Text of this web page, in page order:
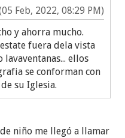
Feb, 2022, 08:29 PM)
y ahorra mucho.
fuera dela vista
ellos
se conforman con
su Iglesia.
niño me llegó a llamar